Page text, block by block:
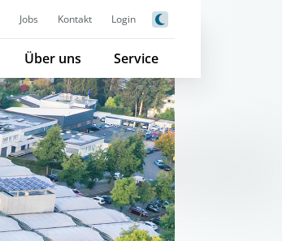
Jobs Kontakt Login
Über uns Service